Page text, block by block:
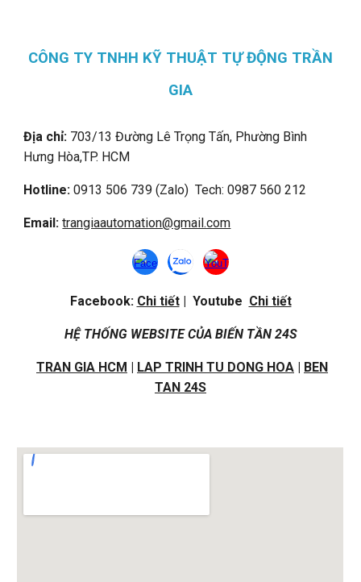
CÔNG TY TNHH KỸ THUẬT TỰ ĐỘNG TRẦN
GIA
Địa chỉ: 703/13 Đường Lê Trọng Tấn, Phường Bình
Hưng Hòa,TP. HCM
Hotline: 0913 506 739 (Zalo) Tech: 0987 560 212
Email:trangiaautomation@gmail.com
Facebook: Chi tiết| Youtube Chi tiết
HỆ THỐNG WEBSITE CỦA BIẾN TẦN 24S
TRAN GIA HCM | LAP TRINH TU DONG HOA | BEN
TAN 24S